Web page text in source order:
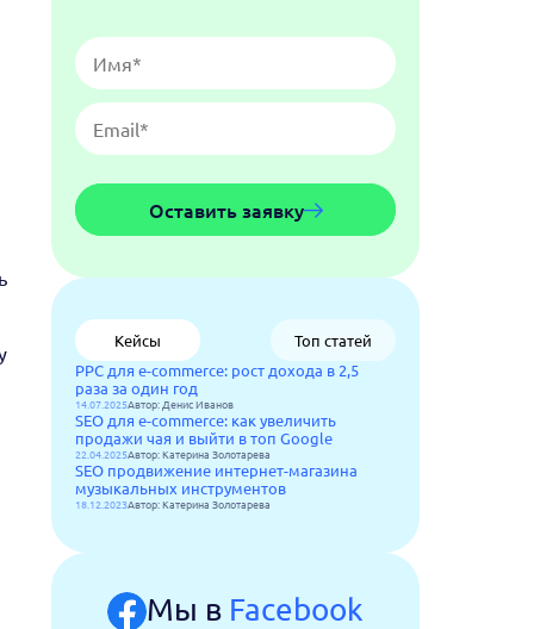
Оставить заявку
Кейсы
Топ статей
PPC для e-commerce: рост дохода в 2,5
раза за один год
14.07.2025Автор: Денис Иванов
SEO для e-commerce: как увеличить
продажи чая и выйти в топ Google
22.04.2025Автор: Катерина Золотарева
SEO продвижение интернет-магазина
музыкальных инструментов
18.12.2023Автор: Катерина Золотарева
Мы в Facebook